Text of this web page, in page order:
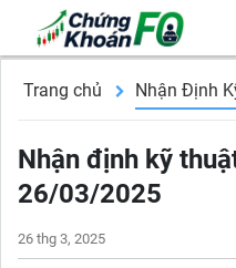
Trang chủ Nhận Định
Nhận định kỹ
26/03/2025
26 thg 3, 2025